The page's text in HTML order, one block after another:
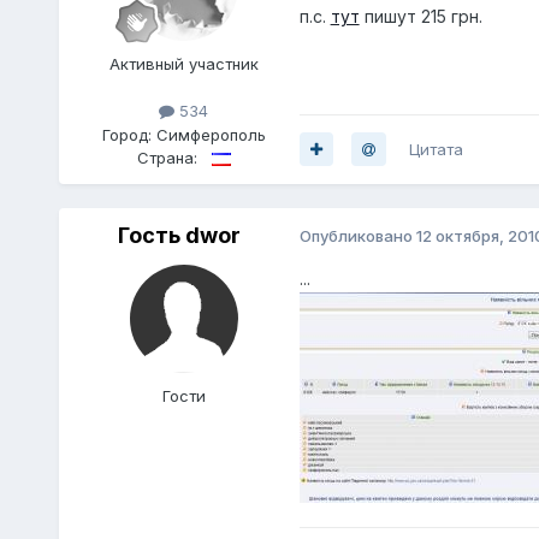
Активный участник
534
Город: Симферополь
Страна:
п.с. тут пишут 215 грн.
Цитата
Гость dwor
Гости
Опубликовано 12 октября,
...